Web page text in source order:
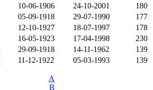
10-06-1906 24-10-2001
180
05-09-1918 29-07-1990
177
12-10-1927 18-07-1997
178
16-05-1923 17-04-1998
230
29-09-1918 14-11-1962
139
11-12-1922 05-03-1993 139
A
B